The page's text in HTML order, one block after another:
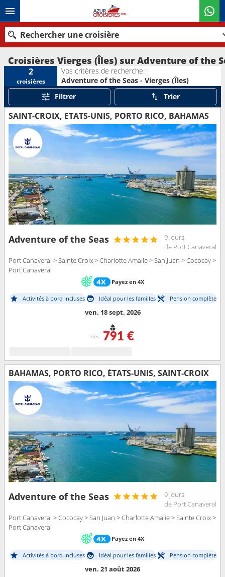
Rechercher une croisière
Nos destinations
Mois de départ
Ports Compagnies
Rechercher
Croisières Vierges (Îles) sur Adventure of the
2
croisières
Vos critères de recherche :
Adventure of the Seas - Vierges (Îles)
Filtrer
Trier
SAINT-CROIX, ÉTATS-UNIS, PORTO RICO, BAHAMAS
Adventure of the Seas
9 jours
de Port Canaveral
Port Canaveral > Sainte Croix > Charlotte Amalie > San Juan > Cococay >
Port Canaveral
Payez en 4X
Activités à bord incluses Idéal pour les familles Pension complète
ven. 18 sept. 2026
dès 791 €
BAHAMAS, PORTO RICO, ÉTATS-UNIS, SAINT-CROIX
Adventure of the Seas
9 jours
de Port Canaveral
Port Canaveral > Cococay > San Juan > Charlotte Amalie > Sainte Croix >
Port Canaveral
Payez en 4X
Activités à bord incluses Idéal pour les familles Pension complète
ven. 21 août 2026